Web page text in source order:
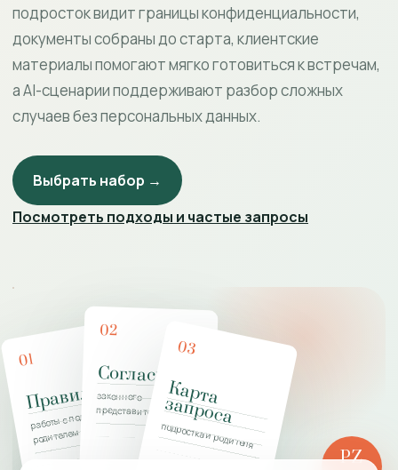
подросток видит границы конфиденциальности,
документы собраны до старта, клиентские
материалы помогают мягко готовиться к встречам,
а AI-сценарии поддерживают разбор сложных
случаев без персональных данных.
Выбрать набор →
Посмотреть подходы и частые запросы
01
Правила
работы с подростком и
родителем
02
Согласие
законного
представителя
03
К
а
р
т
а
з
а
п
р
о
с
а
подростка и родителя
PZ